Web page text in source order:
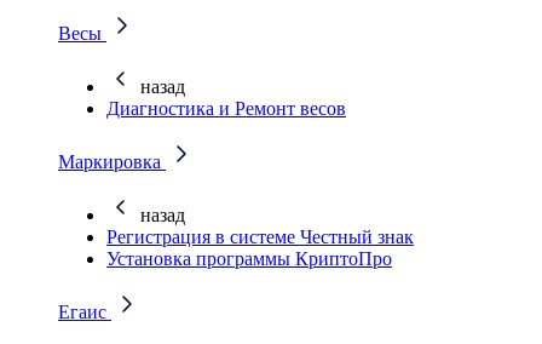
Весы
назад
Диагностика и Ремонт весов
Маркировка
назад
Регистрация в системе Честный знак
Установка программы КриптоПро
Егаис